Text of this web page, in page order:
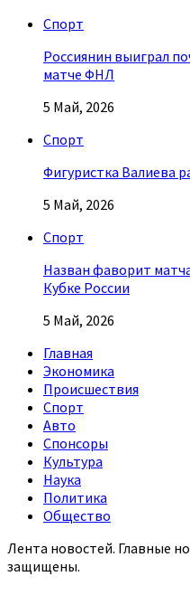
Спорт
Россиянин выиграл
матче ФНЛ
5 Май, 2026
Спорт
Фигуристка Валиева
5 Май, 2026
Спорт
Назван фаворит
Кубке России
5 Май, 2026
Главная
Экономика
Происшествия
Спорт
Авто
Спонсоры
Культура
Наука
Политика
Общество
Лента новостей. Главные
защищены.